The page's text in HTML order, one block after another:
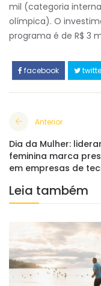
mil (categoria
olímpica). O
programa é de R$ 3
facebook
Anterior
Dia da Mulher:
feminina marca
em empresas de
Leia também